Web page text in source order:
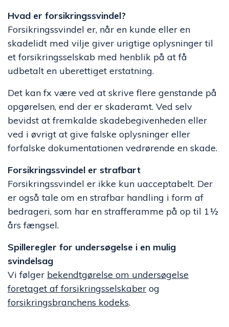
Hvad er forsikringssvindel?
Forsikringssvindel er, når en kunde eller en
skadelidt med vilje giver urigtige oplysninger til
et forsikringsselskab med henblik på at få
udbetalt en uberettiget erstatning.
Det kan fx være ved at skrive flere genstande på
opgørelsen, end der er skaderamt. Ved selv
bevidst at fremkalde skadebegivenheden eller
ved i øvrigt at give falske oplysninger eller
forfalske dokumentationen vedrørende en skade.
Forsikringssvindel er strafbart
Forsikringssvindel er ikke kun uacceptabelt. Der
er også tale om en strafbar handling i form af
bedrageri, som har en strafferamme på op til 1½
års fængsel.
Spilleregler for undersøgelse i en mulig
svindelsag
Vi følger bekendtgørelse om undersøgelse
foretaget af forsikringsselskaber og
forsikringsbranchens kodeks.